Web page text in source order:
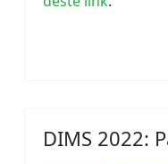
DIMS 2022: